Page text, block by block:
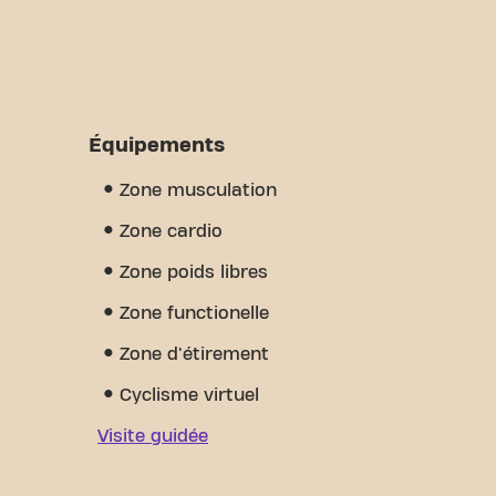
Équipements
Zone musculation
Zone cardio
Zone poids libres
Zone functionelle
Zone d'étirement
Cyclisme virtuel
Visite guidée